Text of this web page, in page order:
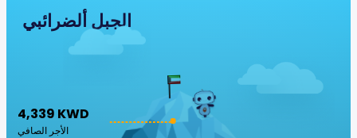
الجبل ألضرائبي
4,339 KWD
الأجر الصافي